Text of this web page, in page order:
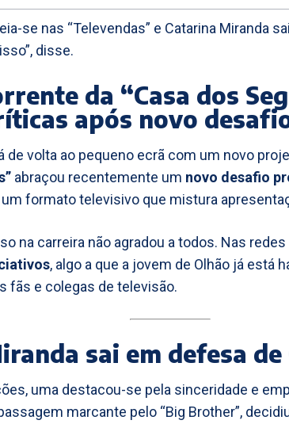
se nas “Televendas” e Catarina Miranda
disse.
da “Casa dos
após novo
de volta ao pequeno ecrã com um novo
abraçou recentemente um novo desafio
um formato televisivo que mistura
na carreira não agradou a todos. Nas
, algo a que a jovem de Olhão já está
fãs e colegas de televisão.
sai em defesa de
uma destacou-se pela sinceridade e
marcante pelo “Big Brother”,